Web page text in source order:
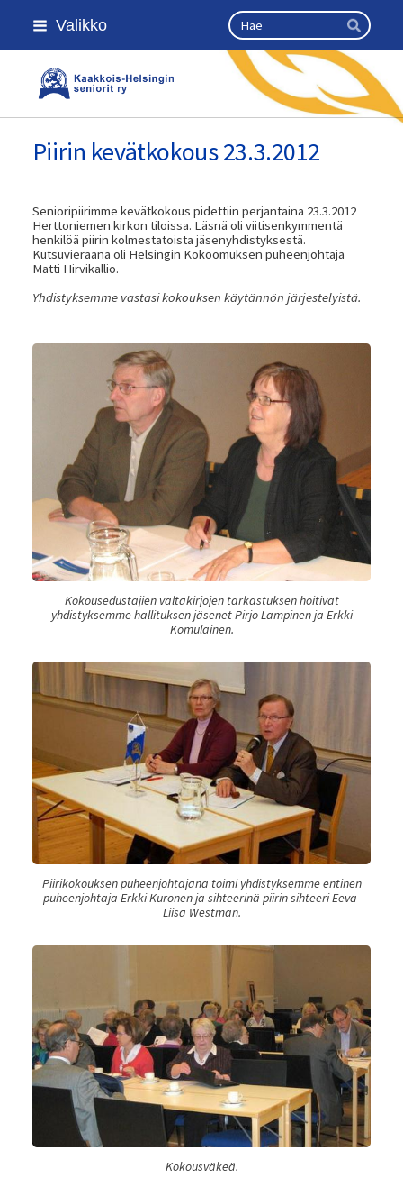
Siirry
sivun
Valikko Haku
Hae
Kaakkois-Helsingin seniorit ry
Piirin kevätkokous 23.3.2012
Senioripiirimme kevätkokous pidettiin perjantaina 23.3.2012
Herttoniemen kirkon tiloissa. Läsnä oli viitisenkymmentä
henkilöä piirin kolmestatoista jäsenyhdistyksestä.
Kutsuvieraana oli Helsingin Kokoomuksen puheenjohtaja
Matti Hirvikallio.
Yhdistyksemme vastasi kokouksen käytännön järjestelyistä.
Kokousedustajien valtakirjojen tarkastuksen hoitivat
yhdistyksemme hallituksen jäsenet Pirjo Lampinen ja Erkki
Komulainen.
Piirikokouksen puheenjohtajana toimi yhdistyksemme entinen
puheenjohtaja Erkki Kuronen ja sihteerinä piirin sihteeri Eeva-
Liisa Westman.
Kokousväkeä.